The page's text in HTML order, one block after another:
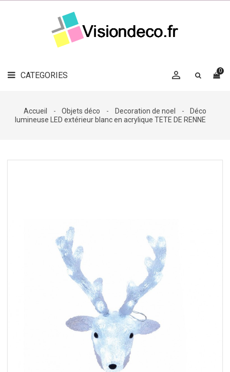
CATEGORIES 0

LE
MAG
DÉCO

DÉCO
Accueil Objets déco Decoration de noel
Déco
lumineuse LED extérieur blanc en acrylique TETE DE RENNE